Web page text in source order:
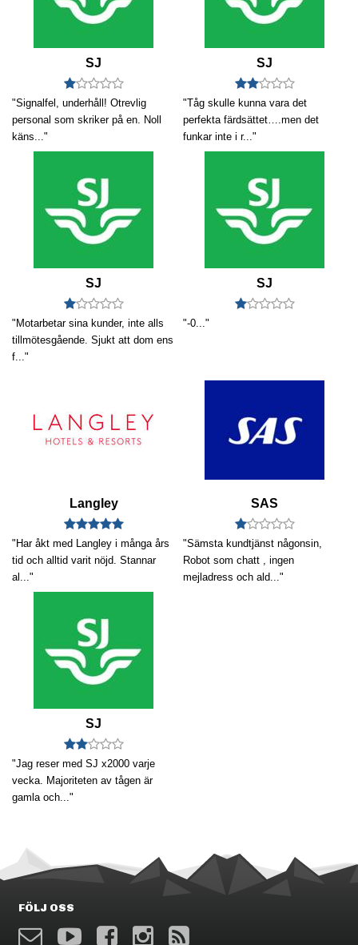
SJ
"Signalfel, underhåll! Otrevlig
personal som skriker på en. Noll
käns..."
SJ
"Tåg skulle kunna vara det
perfekta färdsättet….men det
funkar inte i r..."
SJ
"Motarbetar sina kunder, inte alls
tillmötesgående. Sjukt att dom ens
f..."
SJ
"-0..."
Langley
"Har åkt med Langley i många års
tid och alltid varit nöjd. Stannar
al..."
SAS
"Sämsta kundtjänst någonsin,
Robot som chatt , ingen
mejladress och ald..."
SJ
"Jag reser med SJ x2000 varje
vecka. Majoriteten av tågen är
gamla och..."
FÖLJ OSS